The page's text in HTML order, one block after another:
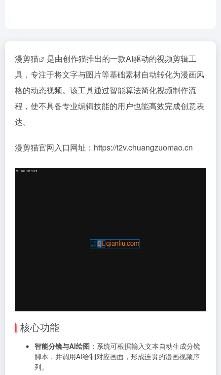
漫剪猫
是由创作猫推出的一款AI驱动的视频剪辑工
具，专注于将文字与图片等基础素材自动转化为漫画风
格的动态视频。该工具通过智能算法简化视频制作流
程，使不具备专业编辑技能的用户也能高效完成创意表
达。
漫剪猫官网入口网址：https://t2v.chuangzuomao.cn
核心功能
智能分镜与AI绘图 ：系统可根据输入文本自动生成分镜
脚本，并调用AI绘制对应画面，形成连贯的漫画视频序
列。